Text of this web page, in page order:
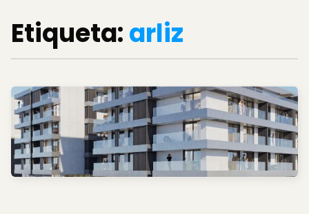
Etiqueta:arliz